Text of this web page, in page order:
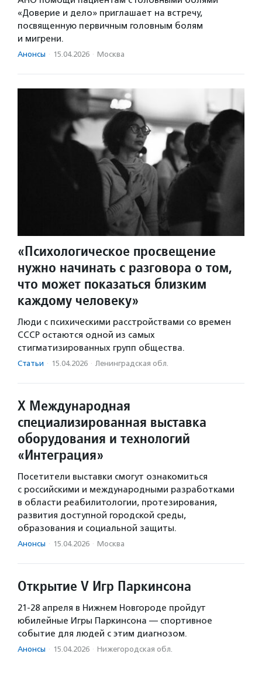
«Доверие и дело» приглашает на встречу,
посвященную первичным головным болям
и мигрени.
Анонсы · 15.04.2026 · Москва
«Психологическое просвещение
нужно начинать с разговора о том,
что может показаться близким
каждому человеку»
Люди с психическими расстройствами со времен
СССР остаются одной из самых
стигматизированных групп общества.
Статьи · 15.04.2026 · Ленинградская обл.
X Международная
специализированная выставка
оборудования и технологий
«Интеграция»
Посетители выставки смогут ознакомиться
с российскими и международными разработками
в области реабилитологии, протезирования,
развития доступной городской среды,
образования и социальной защиты.
Анонсы · 15.04.2026 · Москва
Открытие V Игр Паркинсона
21-28 апреля в Нижнем Новгороде пройдут
юбилейные Игры Паркинсона — спортивное
событие для людей с этим диагнозом.
Анонсы · 15.04.2026 · Нижегородская обл.